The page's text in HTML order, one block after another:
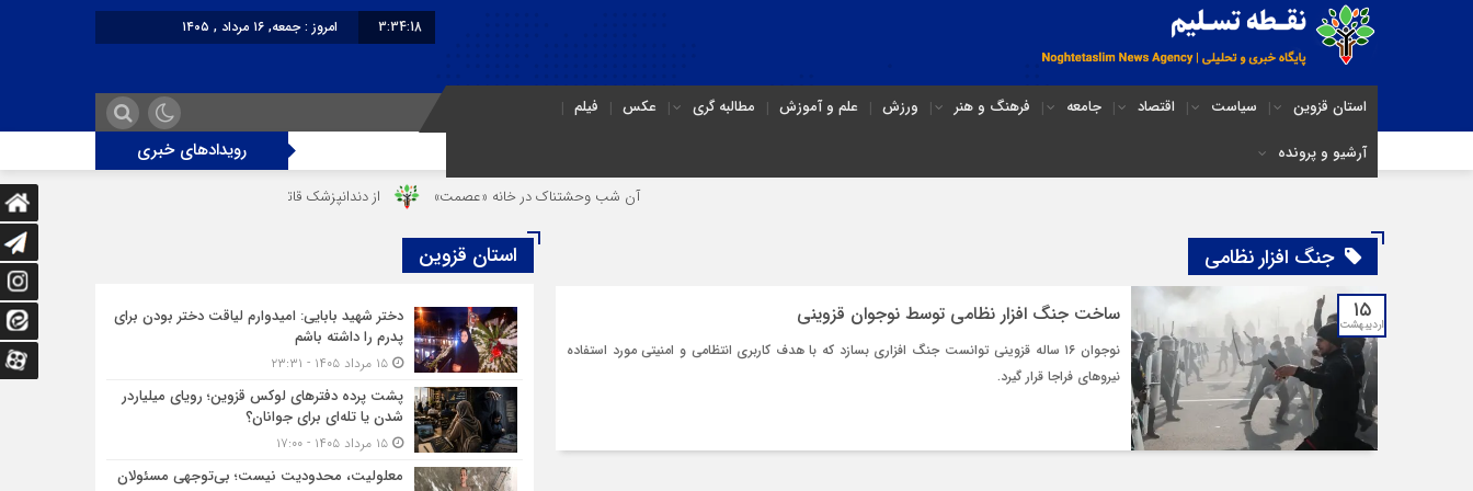
3:34:18
امروز : جمعه, ۱۶ مرداد , ۱۴۰۵
استان قزوین سیاست اقتصاد جامعه فرهنگ و هنر ورزش علم و آموزش مطالبه گری عکس
فیلم
آرشیو و پرونده
رویدادهای خبری
آن شب وحشتناک در خانه «عصمت» از دندانپزشک قاتل تا قاتل‌ شدن رستوران‌‌دار
جنگ افزار نظامی
۱۵
اردیبهشت ساخت جنگ افزار نظامی توسط نوجوان قزوینی
نوجوان ۱۶ ساله قزوینی توانست جنگ افزاری بسازد که با هدف کاربری انتظامی و امنیتی مورد استفاده
نیروهای فراجا قرار گیرد.
استان قزوین
دختر شهید بابایی: امیدوارم لیاقت دختر بودن برای
پدرم را داشته باشم
۱۵ مرداد ۱۴۰۵ - ۲۳:۳۱
پشت پرده دفترهای لوکس قزوین؛ رویای میلیاردر
شدن یا تله‌ای برای جوانان؟
۱۵ مرداد ۱۴۰۵ - ۱۷:۰۰
معلولیت، محدودیت نیست؛ بی‌توجهی مسئولان